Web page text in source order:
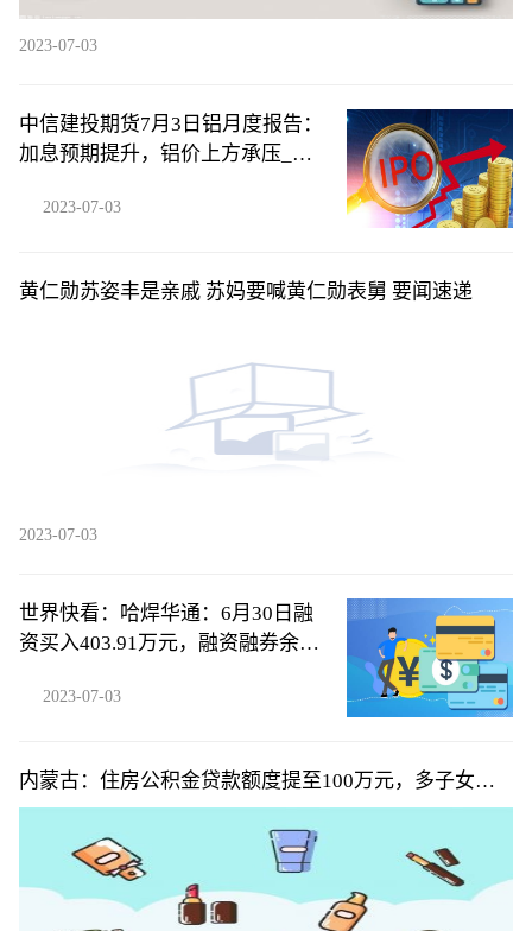
2023-07-03
中信建投期货7月3日铝月度报告：
加息预期提升，铝价上方承压_今
2023-07-03
黄仁勋苏姿丰是亲戚 苏妈要喊黄仁勋表舅 要闻速递
2023-07-03
世界快看：哈焊华通：6月30日融
资买入403.91万元，融资融券余额
2023-07-03
内蒙古：住房公积金贷款额度提至100万元，多子女家
庭可上浮10%